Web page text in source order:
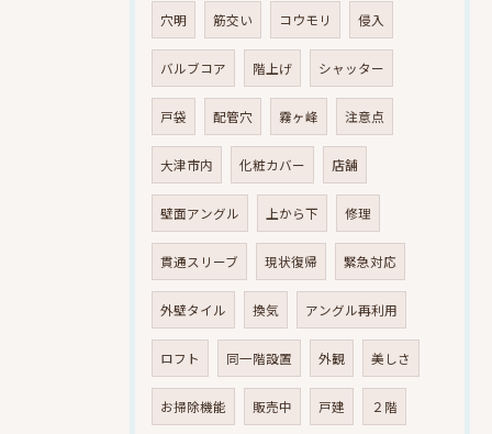
穴明 筋交い コウモリ 侵入
バルブコア 階上げ シャッター
戸袋 配管穴 霧ヶ峰 注意点
大津市内 化粧カバー 店舗
壁面アングル 上から下 修理
貫通スリーブ 現状復帰 緊急対応
外壁タイル 換気 アングル再利用
ロフト 同一階設置 外観 美しさ
お掃除機能 販売中 戸建 ２階